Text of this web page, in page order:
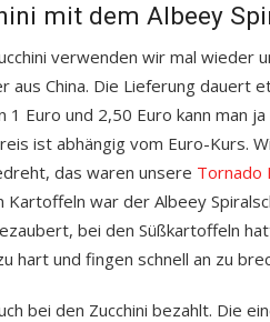
mit dem Albeey
verwenden wir mal wieder
aus China. Die Lieferung dauert
1 Euro und 2,50 Euro kann man
ist abhängig vom Euro-Kurs.
das waren unsere Tornado
Kartoffeln war der Albeey
bei den Süßkartoffeln
hart und fingen schnell an zu
bei den Zucchini bezahlt. Die